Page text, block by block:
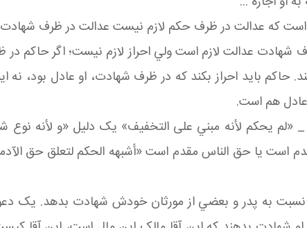
است که عدالت در ظرف حکم لازم نيست عدالت در ظرف
عدالت لازم است ولي احراز لازم نيست؛ اگر حاکم
حاکم بايد احراز بکند که در ظرف شهادت، او عادل بود،
عادل هم است.
_ «لم يحكم لأنه مبني على التخفيف» يک دليل «و لأنه نوع
است يا حق الناس مقدم است «أشبهه الحكم لتعلق حق
نسبت به پدر و بعضي از مورثان خودش شهادت بدهد. يک